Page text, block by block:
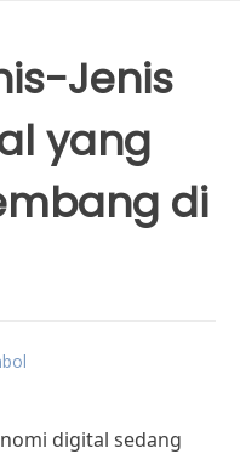
Jenis
yang
di
digital sedang